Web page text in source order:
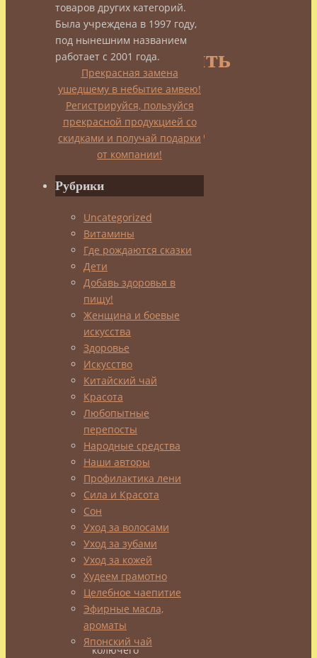
можно
приготовить
из
облепихи?
admin
10.11.2014Добавь
здоровья
в
пищу!
Народные
средства
Древние
греки
называли
эту
ягоду
«лоснящаяся
лошадь»,
а
знаете,
почему?
Они
заметили,
что
лошадки,
которые
паслись
в
зарослях
колючего
товаров других категорий.
Была учреждена в 1997 году,
под нынешним названием
работает с 2001 года.
Прекрасная замена
ушедшему в небытие амвею!
Регистрируйся, пользуйся
прекрасной продукцией со
скидками и получай подарки
от компании!
Рубрики
Uncategorized
Витамины
Где рождаются сказки
Дети
Добавь здоровья в
пищу!
Женщина и боевые
искусства
Здоровье
Искусство
Китайский чай
Красота
Любопытные
перепосты
Народные средства
Наши авторы
Профилактика лени
Сила и Красота
Сон
Уход за волосами
Уход за зубами
Уход за кожей
Худеем грамотно
Целебное чаепитие
Эфирные масла,
ароматы
Японский чай